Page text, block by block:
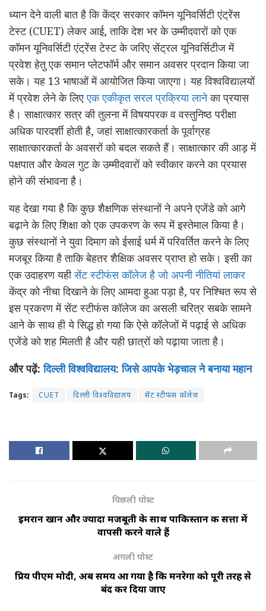
ध्यान देने वाली बात है कि केंद्र सरकार कॉमन यूनिवर्सिटी एंट्रेंस
टेस्ट (CUET) लेकर आई, ताकि देश भर के उम्मीदवारों को एक
कॉमन यूनिवर्सिटी एंट्रेंस टेस्ट के जरिए सेंट्रल यूनिवर्सिटीज में
प्रवेश हेतु एक समान प्लेटफॉर्म और समान अवसर प्रदान किया जा
सके। यह 13 भाषाओं में आयोजित किया जाएगा। यह विश्वविद्यालयों
में प्रवेश लेने के लिएएक एकीकृत सरल प्रक्रिया लानेका प्रयास
है। साक्षात्कार सत्र की तुलना में विषयपरक व वस्तुनिष्ठ परीक्षा
अधिक पारदर्शी होती है, जहां साक्षात्कारकर्ता के पूर्वाग्रह
साक्षात्कारकर्ता के अवसरों को बदल सकते हैं। साक्षात्कार की आड़ में
पक्षपात और केवल गुट के उम्मीदवारों को स्वीकार करने का प्रयास
होने की संभावना है।
यह देखा गया है कि कुछ शैक्षणिक संस्थानों ने अपने एजेंडे को आगे
बढ़ाने के लिए शिक्षा को एक उपकरण के रूप में इस्तेमाल किया है।
कुछ संस्थानों ने युवा दिमाग को ईसाई धर्म में परिवर्तित करने के लिए
मजबूर किया है ताकि बेहतर शैक्षिक अवसर प्राप्त हो सके। इसी का
एक उदाहरण यहीसेंट स्टीफंस कॉलेज है जो अपनी नीतियां लाकर
केंद्र को नीचा दिखाने के लिए आमदा हुआ पड़ा है, पर निश्चित रूप से
इस प्रकरण में सेंट स्टीफंस कॉलेज का असली चरित्र सबके सामने
आने के साथ ही ये सिद्ध हो गया कि ऐसे कॉलेजों में पढ़ाई से अधिक
एजेंडे को शह मिलती है और यही छात्रों को पढ़ाया जाता है।
और पढ़ें:दिल्ली विश्वविद्यालय: जिसे आपके भेड़चाल ने बनाया महान
Tags: CUET दिल्ली विश्वविद्यालय सेंट स्टीफंस कॉलेज
पिछली पोस्ट
इमरान खान और ज्यादा मजबूती के साथ पाकिस्तान की सत्ता में
वापसी करने वाले हैं
अगली पोस्ट
प्रिय पीएम मोदी, अब समय आ गया है कि मनरेगा को पूरी तरह से
बंद कर दिया जाए